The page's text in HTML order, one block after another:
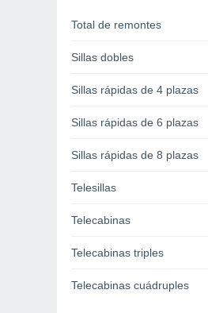
Total de remontes
Sillas dobles
Sillas rápidas de 4 plazas
Sillas rápidas de 6 plazas
Sillas rápidas de 8 plazas
Telesillas
Telecabinas
Telecabinas triples
Telecabinas cuádruples